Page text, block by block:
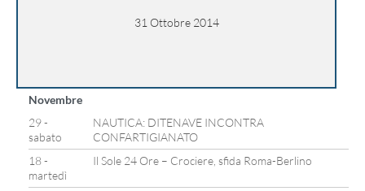
31 Ottobre 2014
Novembre
29 -
sabato
NAUTICA: DITENAVE INCONTRA
CONFARTIGIANATO
18 -
martedì
Il Sole 24 Ore – Crociere, sfida Roma-Berlino